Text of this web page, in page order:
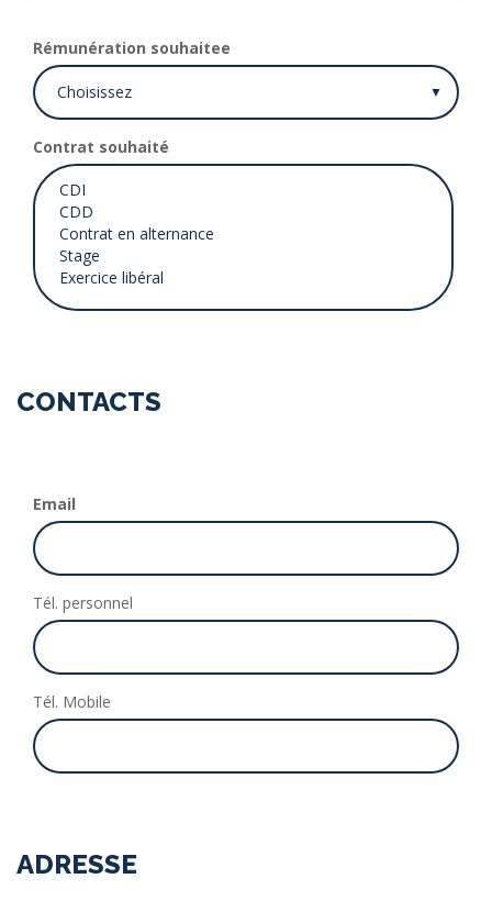
Rémunération souhaitee
Contrat souhaité
CONTACTS
Email
Tél. personnel
Tél. Mobile
ADRESSE